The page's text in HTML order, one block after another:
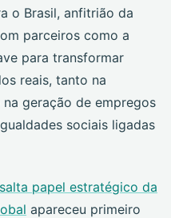
o Brasil, anfitrião da
parceiros como a
para transformar
reais, tanto na
geração de empregos
sociais ligadas
papel estratégico da
apareceu primeiro